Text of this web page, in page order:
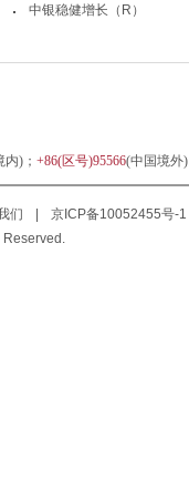
中银稳健增长（R）
)； +86(区号)95566(中国境外)
们 京ICP备10052455号-1
Reserved.